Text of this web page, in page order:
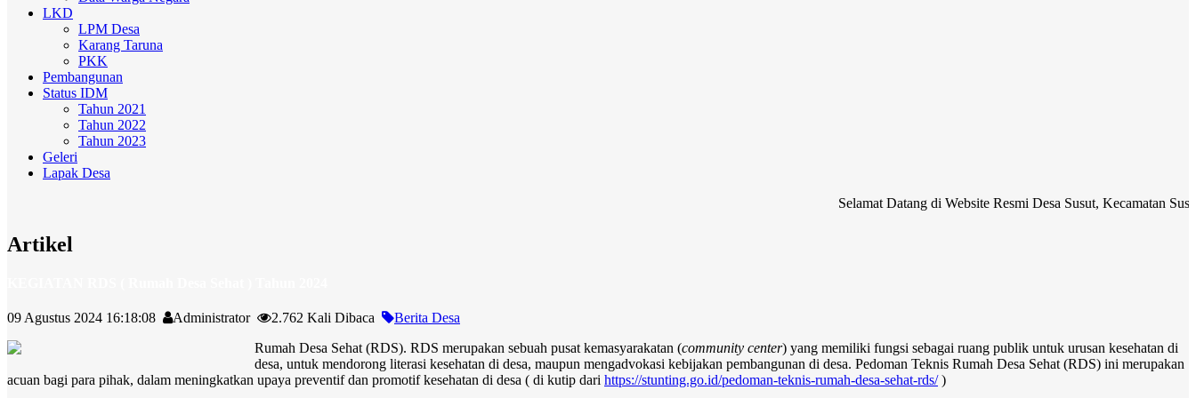
LKD
LPM Desa
Karang Taruna
PKK
Pembangunan
Status IDM
Tahun 2021
Tahun 2022
Tahun 2023
Geleri
Lapak Desa
Selamat Datang di Website Resmi Desa Susut, Kecamatan Susut,
Artikel
09 Agustus 2024 16:18:08 Administrator 2.762 Kali Dibaca
Berita Desa
Rumah Desa Sehat (RDS). RDS merupakan sebuah pusat kemasyarakatan (community center) yang memiliki fungsi sebagai ruang publik untuk urusan kesehatan di
desa, untuk mendorong literasi kesehatan di desa, maupun mengadvokasi kebijakan pembangunan di desa. Pedoman Teknis Rumah Desa Sehat (RDS) ini merupakan
acuan bagi para pihak, dalam meningkatkan upaya preventif dan promotif kesehatan di desa ( di kutip dari https://stunting.go.id/pedoman-teknis-rumah-desa-sehat-rds/)